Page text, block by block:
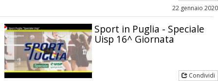
22 gennaio 2020
Sport in Puglia - Speciale
Uisp 16^ Giornata
Condividi